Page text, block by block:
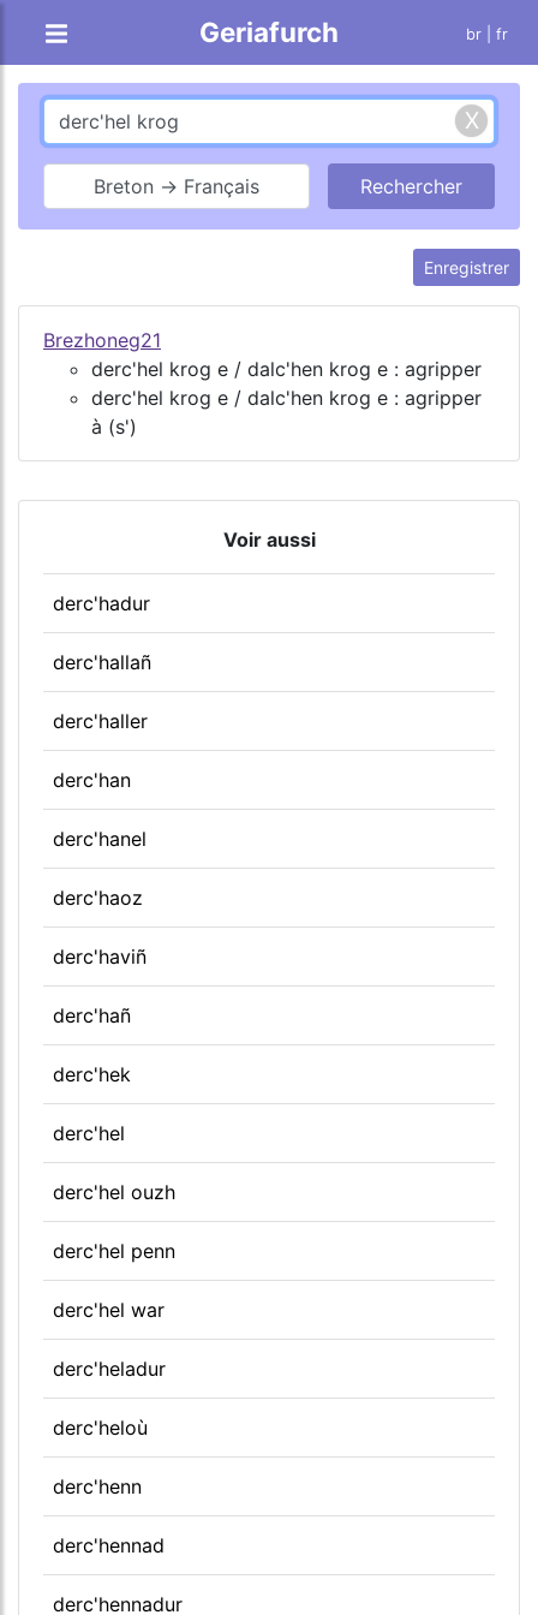
Geriafurch br | fr
Breton → Français
Enregistrer
Brezhoneg21
derc'hel krog e / dalc'hen krog e : agripper
derc'hel krog e / dalc'hen krog e : agripper
à (s')
Voir aussi
derc'hadur
derc'hallañ
derc'haller
derc'han
derc'hanel
derc'haoz
derc'haviñ
derc'hañ
derc'hek
derc'hel
derc'hel ouzh
derc'hel penn
derc'hel war
derc'heladur
derc'heloù
derc'henn
derc'hennad
derc'hennadur